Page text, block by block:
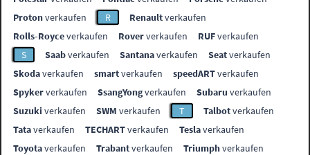
Protonverkaufen R Renaultverkaufen
Rolls-Royceverkaufen Roververkaufen RUFverkaufen
S
Saabverkaufen Santanaverkaufen Seatverkaufen
Skodaverkaufen smartverkaufen speedARTverkaufen
Spykerverkaufen SsangYongverkaufen Subaru verkaufen
Suzuki verkaufen SWM verkaufen T Talbotverkaufen
Tataverkaufen TECHARTverkaufen Teslaverkaufen
Toyotaverkaufen Trabantverkaufen Triumphverkaufen